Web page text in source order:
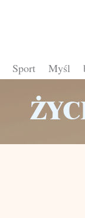
Sport Myśl